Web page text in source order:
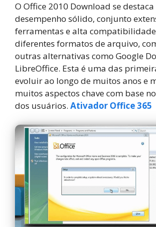
O Office 2010 Download se
desempenho sólido, conjunto
ferramentas e alta
diferentes formatos de arquivo,
outras alternativas como Google
LibreOffice. Esta é uma das
evoluir ao longo de muitos anos e
muitos aspectos chave com base
dos usuários. Ativador Office 365